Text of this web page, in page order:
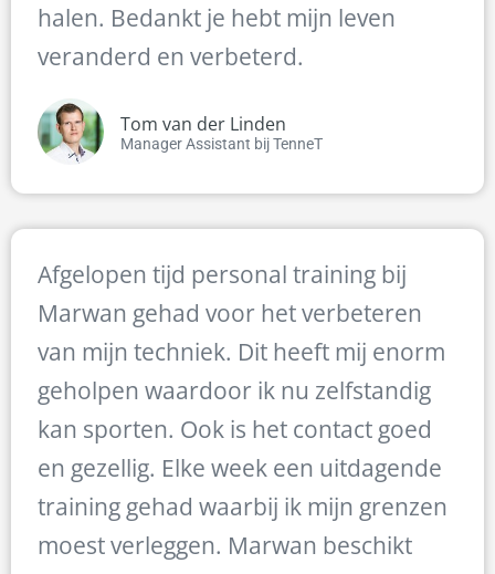
halen. Bedankt je hebt mijn leven
veranderd en verbeterd.
Tom van der Linden
Manager Assistant bij TenneT
Afgelopen tijd personal training bij
Marwan gehad voor het verbeteren
van mijn techniek. Dit heeft mij enorm
geholpen waardoor ik nu zelfstandig
kan sporten. Ook is het contact goed
en gezellig. Elke week een uitdagende
training gehad waarbij ik mijn grenzen
moest verleggen. Marwan beschikt